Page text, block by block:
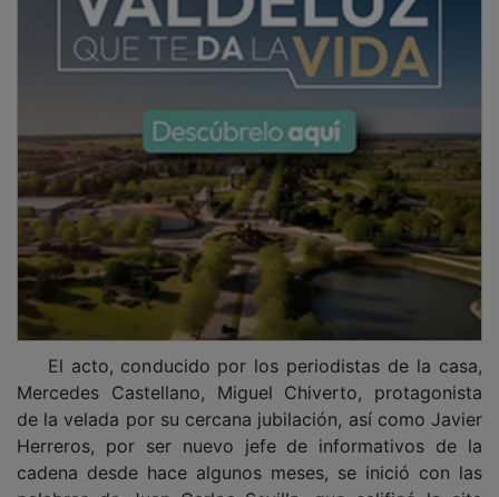
Mercedes Castellano, Miguel Chiverto, protagonista
de la velada por su cercana jubilación, así como Javier
Herreros, por ser nuevo jefe de informativos de la
cadena desde hace algunos meses, se inició con las
palabras de Juan Carlos Sevilla, que calificó la cita